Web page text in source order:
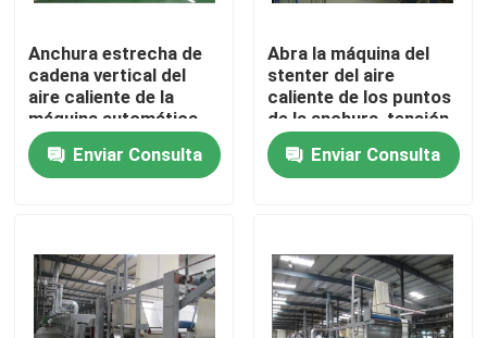
Productos
Sobre nosotros
Control de calidad
Anchura estrecha de
cadena vertical del
aire caliente de la
máquina automática
de Stenter modificada
para requisitos
particulares
Enviar Consulta
Abra la máquina del
stenter del aire
caliente de los puntos
de la anchura, tensión
libre, mantenimiento
simpleEnviar Consulta